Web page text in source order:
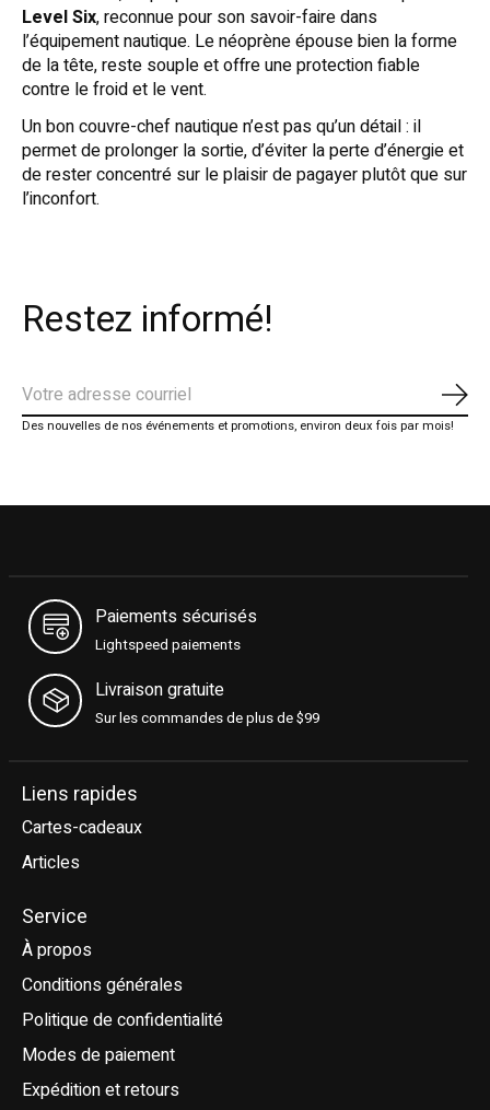
Level Six, reconnue pour son savoir-faire dans
l’équipement nautique. Le néoprène épouse bien la forme
de la tête, reste souple et offre une protection fiable
contre le froid et le vent.
Un bon couvre-chef nautique n’est pas qu’un détail : il
permet de prolonger la sortie, d’éviter la perte d’énergie et
de rester concentré sur le plaisir de pagayer plutôt que sur
l’inconfort.
Restez informé!
Des nouvelles de nos événements et promotions, environ deux fois par mois!
Paiements sécurisés
Lightspeed paiements
Livraison gratuite
Sur les commandes de plus de $99
Liens rapides
Cartes-cadeaux
Articles
Service
À propos
Conditions générales
Politique de confidentialité
Modes de paiement
Expédition et retours